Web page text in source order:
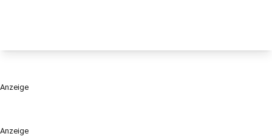
Anzeige
Anzeige